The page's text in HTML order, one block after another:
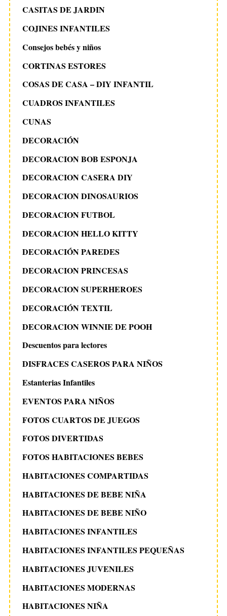
CASITAS DE JARDIN
COJINES INFANTILES
Consejos bebés y niños
CORTINAS ESTORES
COSAS DE CASA – DIY INFANTIL
CUADROS INFANTILES
CUNAS
DECORACIÓN
DECORACION BOB ESPONJA
DECORACION CASERA DIY
DECORACION DINOSAURIOS
DECORACION FUTBOL
DECORACION HELLO KITTY
DECORACIÓN PAREDES
DECORACION PRINCESAS
DECORACION SUPERHEROES
DECORACIÓN TEXTIL
DECORACION WINNIE DE POOH
Descuentos para lectores
DISFRACES CASEROS PARA NIÑOS
Estanterias Infantiles
EVENTOS PARA NIÑOS
FOTOS CUARTOS DE JUEGOS
FOTOS DIVERTIDAS
FOTOS HABITACIONES BEBES
HABITACIONES COMPARTIDAS
HABITACIONES DE BEBE NIÑA
HABITACIONES DE BEBE NIÑO
HABITACIONES INFANTILES
HABITACIONES INFANTILES PEQUEÑAS
HABITACIONES JUVENILES
HABITACIONES MODERNAS
HABITACIONES NIÑA